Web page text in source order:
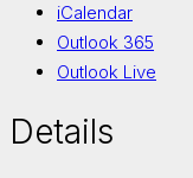
iCalendar
Outlook 365
Outlook Live
Details